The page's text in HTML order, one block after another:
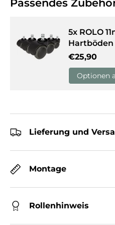
Passendes
5x ROLO
Normaler
€25,90
Optionen
Lieferung und
Montage
Rollenhinweis